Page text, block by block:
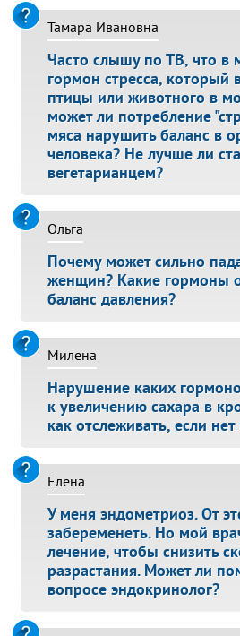
Тамара Ивановна
Часто слышу по ТВ, что в
гормон стресса, который
птицы или животного в
может ли потребление
мяса нарушить баланс в
человека? Не лучше ли
вегетарианцем?
Ольга
Почему может сильно
женщин? Какие гормоны
баланс давления?
Милена
Нарушение каких
к увеличению сахара в
как отслеживать, если
Елена
У меня эндометриоз. От
забеременеть. Но мой
лечение, чтобы снизить
разрастания. Может ли
вопросе эндокринолог?